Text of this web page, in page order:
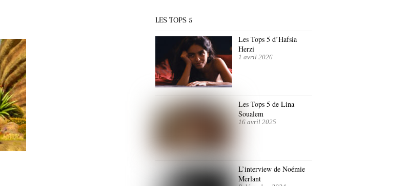
LES TOPS 5
Les Tops 5 d’Hafsia
Herzi
1 avril 2026
Les Tops 5 de Lina
Soualem
16 avril 2025
L’interview de Noémie
Merlant